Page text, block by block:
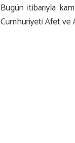
Bugün itibarıyla
Cumhuriyeti Afet ve